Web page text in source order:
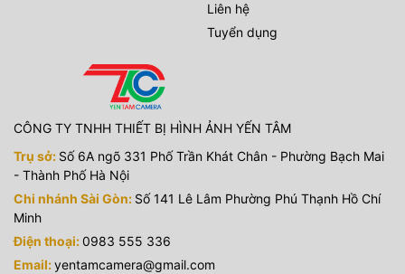
Liên hệ
Tuyển dụng
CÔNG TY TNHH THIẾT BỊ HÌNH ẢNH YẾN TÂM
Trụ sở: Số 6A ngõ 331 Phố Trần Khát Chân - Phường Bạch Mai
- Thành Phố Hà Nội
Chi nhánh Sài Gòn: Số 141 Lê Lâm Phường Phú Thạnh Hồ Chí
Minh
Điện thoại:0983 555 336
Email:yentamcamera@gmail.com